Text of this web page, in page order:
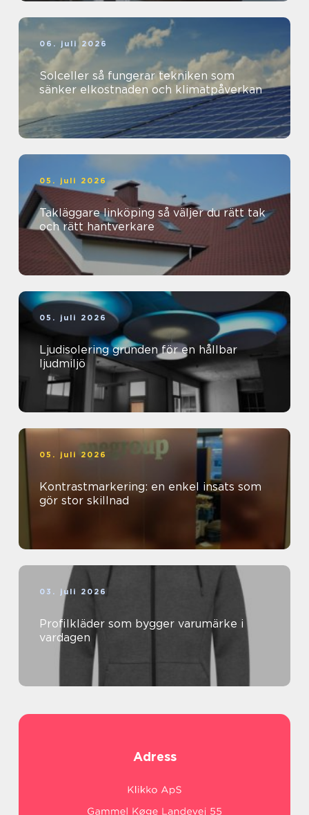
06. juli 2026
Solceller så fungerar tekniken som
sänker elkostnaden och klimatpåverkan
05. juli 2026
Takläggare linköping så väljer du rätt tak
och rätt hantverkare
05. juli 2026
Ljudisolering grunden för en hållbar
ljudmiljö
05. juli 2026
Kontrastmarkering: en enkel insats som
gör stor skillnad
03. juli 2026
Profilkläder som bygger varumärke i
vardagen
Adress